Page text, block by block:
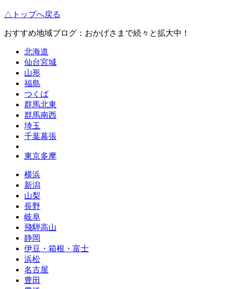
△トップへ戻る
おすすめ地域ブログ：おかげさまで続々と拡大中！
北海道
仙台宮城
山形
福島
つくば
群馬北東
群馬南西
埼玉
千葉幕張
東京多摩
横浜
新潟
山梨
長野
岐阜
飛騨高山
静岡
伊豆・箱根・富士
浜松
名古屋
豊田